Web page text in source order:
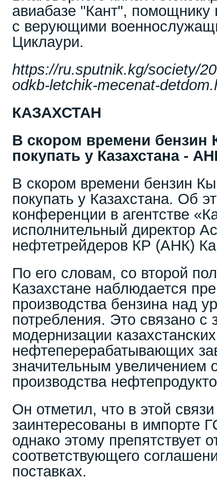
авиабазе "Кант", помощнику
с верующими
Циклаури.
https://ru.sputnik.kg/society/
odkb-letchik-mecenat-
КАЗАХСТАН
В скором времени бензин
покупать у Казахстана -
В скором времени бензин
покупать у Казахстана. Об
конференции в агентстве
исполнительный директор
нефтетрейдеров КР (АНК)
По его словам, со второй
Казахстане наблюдается
производства бензина над
потребления. Это связано с
модернизации казахстанских
нефтеперерабатывающих
значительным увеличением
производства
Он отметил, что в этой
заинтересованы в импорте
однако этому препятствует
соответствующего
поставках.